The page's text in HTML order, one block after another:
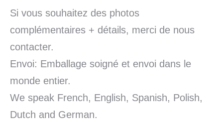
Si vous souhaitez des photos
complémentaires + détails, merci de nous
contacter.
Envoi: Emballage soigné et envoi dans le
monde entier.
We speak French, English, Spanish, Polish,
Dutch and German.